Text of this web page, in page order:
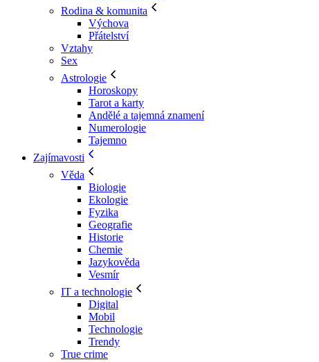
Rodina & komunita
Výchova
Přátelství
Vztahy
Sex
Astrologie
Horoskopy
Tarot a karty
Andělé a tajemná znamení
Numerologie
Tajemno
Zajímavosti
Věda
Biologie
Ekologie
Fyzika
Geografie
Historie
Chemie
Jazykověda
Vesmír
IT a technologie
Digital
Mobil
Technologie
Trendy
True crime